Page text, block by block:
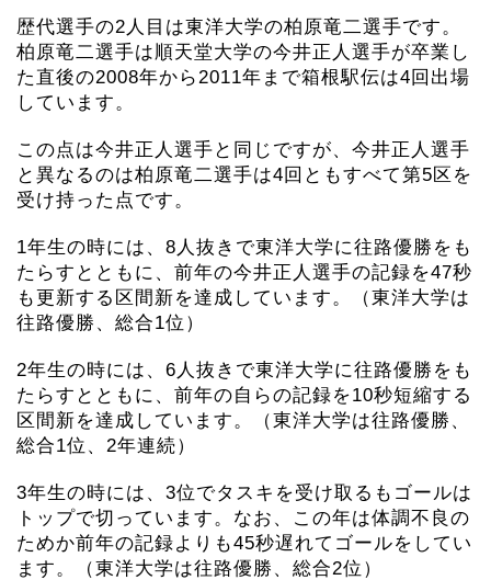
歴代選手の2人目は東洋大学の柏原竜二選手です。
柏原竜二選手は順天堂大学の今井正人選手が卒業し
た直後の2008年から2011年まで箱根駅伝は4回出場
しています。
この点は今井正人選手と同じですが、今井正人選手
と異なるのは柏原竜二選手は4回ともすべて第5区を
受け持った点です。
1年生の時には、8人抜きで東洋大学に往路優勝をも
たらすとともに、前年の今井正人選手の記録を47秒
も更新する区間新を達成しています。（東洋大学は
往路優勝、総合1位）
2年生の時には、6人抜きで東洋大学に往路優勝をも
たらすとともに、前年の自らの記録を10秒短縮する
区間新を達成しています。（東洋大学は往路優勝、
総合1位、2年連続）
3年生の時には、3位でタスキを受け取るもゴールは
トップで切っています。なお、この年は体調不良の
ためか前年の記録よりも45秒遅れてゴールをしてい
ます。（東洋大学は往路優勝、総合2位）